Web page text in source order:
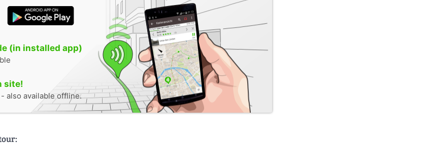
(in installed app)
site!
also available offline.